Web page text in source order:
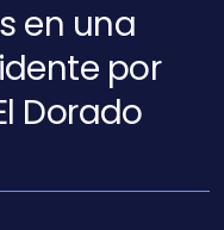
en una
por
Dorado